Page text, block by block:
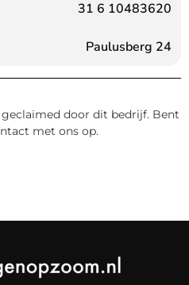
31 6 10483620
Paulusberg 24
door dit bedrijf. Bent
met ons op.